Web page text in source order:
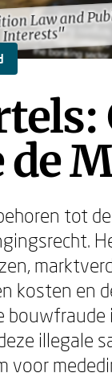
Law and
Interests"
Law and
Interests"
de
tot
kosten en
illegale
voor